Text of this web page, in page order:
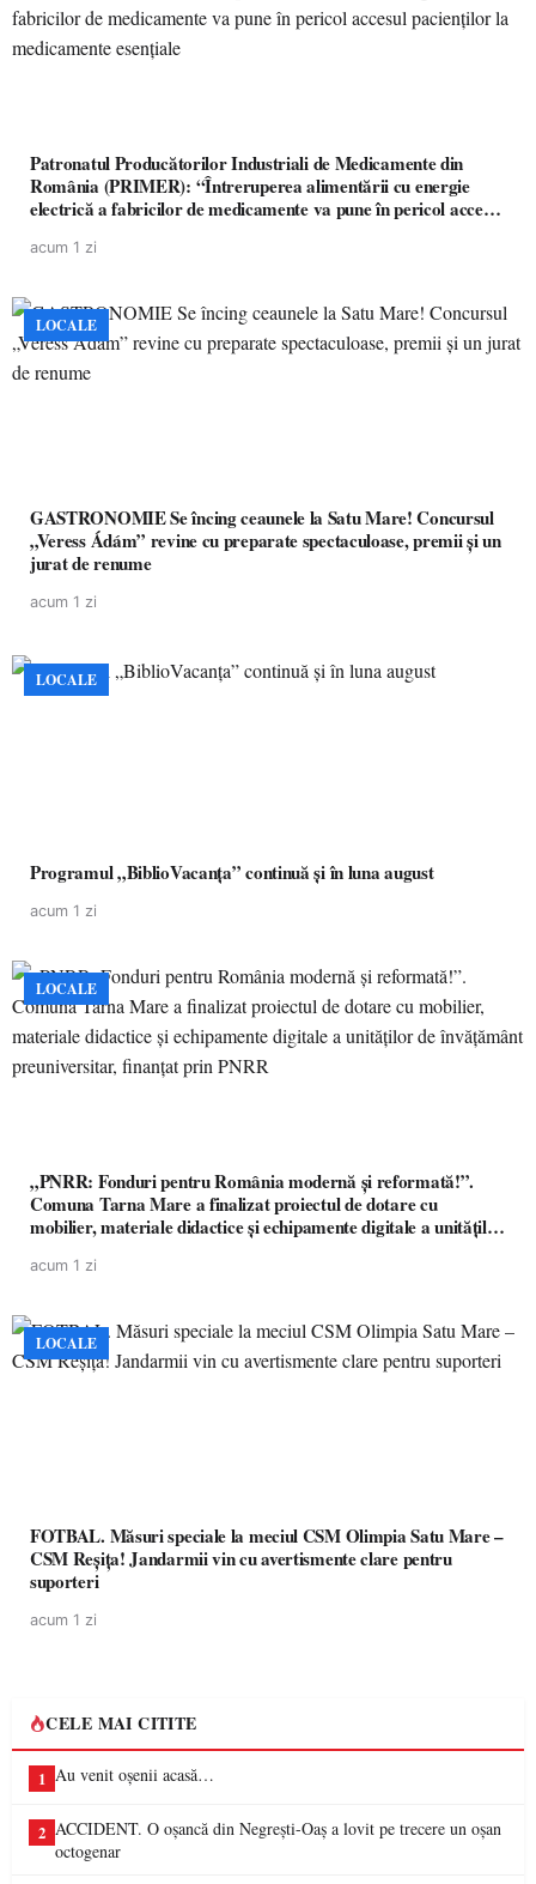
Patronatul Producătorilor Industriali de Medicamente din
România (PRIMER): “Întreruperea alimentării cu energie
electrică a fabricilor de medicamente va pune în pericol accesul
acum 1 zi
LOCALE
GASTRONOMIE Se încing ceaunele la Satu Mare! Concursul
„Veress Ádám” revine cu preparate spectaculoase, premii și un
jurat de renume
acum 1 zi
LOCALE
Programul „BiblioVacanța” continuă și în luna august
acum 1 zi
LOCALE
„PNRR: Fonduri pentru România modernă și reformată!”.
Comuna Tarna Mare a finalizat proiectul de dotare cu
mobilier, materiale didactice și echipamente digitale a unităților
acum 1 zi
LOCALE
FOTBAL. Măsuri speciale la meciul CSM Olimpia Satu Mare –
CSM Reșița! Jandarmii vin cu avertismente clare pentru
suporteri
acum 1 zi
CELE MAI CITITE
1 Au venit oșenii acasă…
2 ACCIDENT. O oșancă din Negrești-Oaș a lovit pe trecere un oșan
octogenar